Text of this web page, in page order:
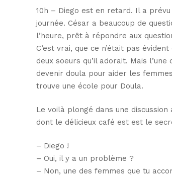
10h – Diego est en retard. Il a
journée. César a beaucoup de
l’heure, prêt à répondre aux
C’est vrai, que ce n’était pas
deux soeurs qu’il adorait. Mais
devenir doula pour aider les
trouve une école pour Doula.
Le voilà plongé dans une
dont le délicieux café est est le
– Diego !
– Oui, il y a un problème ?
– Non, une des femmes que tu